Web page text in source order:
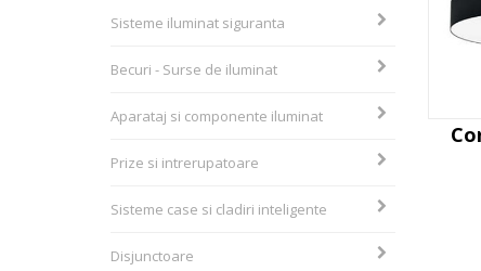
Sisteme iluminat siguranta
Becuri - Surse de iluminat
Aparataj si componente iluminat
Prize si intrerupatoare
Sisteme case si cladiri inteligente
Disjunctoare